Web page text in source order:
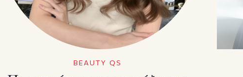
BEAUTY QS